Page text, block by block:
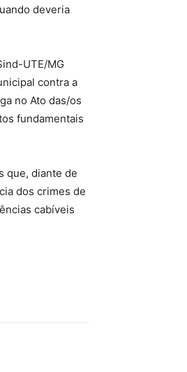
deveria
UTE/MG
contra a
no Ato das/os
fundamentais
que, diante de
dos crimes de
cabíveis